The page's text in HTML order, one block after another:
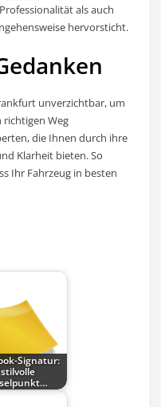
als auch
hervorsticht.
unverzichtbar, um
richtigen Weg
die Ihnen durch ihre
Klarheit bieten. So
Ihr Fahrzeug in besten
Signatur: